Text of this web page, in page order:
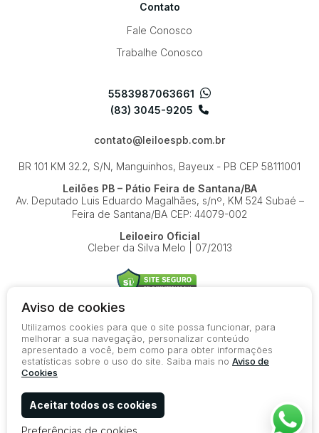
Contato
Fale Conosco
Trabalhe Conosco
5583987063661
(83) 3045-9205
contato@leiloespb.com.br
BR 101 KM 32.2, S/N, Manguinhos, Bayeux - PB CEP 58111001
Leilões PB – Pátio Feira de Santana/BA
Av. Deputado Luis Eduardo Magalhães, s/nº, KM 524Subaé –
Feira de Santana/BA CEP: 44079-002
Leiloeiro Oficial
Cleber da Silva Melo | 07/2013
© 2026-present - Todos os direitos reservados
Política de Privacidade
Termos de Uso
Aviso de cookies
Utilizamos cookies para que o site possa funcionar, para
melhorar a sua navegação, personalizar conteúdo
apresentado a você, bem como para obter informações
estatísticas sobre o uso do site. Saiba mais no Aviso de
Cookies
Aceitar todos os cookies
Preferências de cookies